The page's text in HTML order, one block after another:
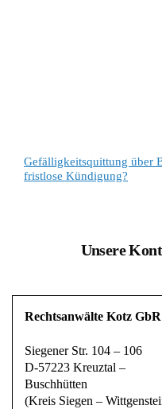
Gefälligkeitsquittung über
fristlose Kündigung?
Unsere
Rechtsanwälte Kotz GbR
Siegener Str. 104 – 106
D-57223 Kreuztal –
Buschhütten
(Kreis Siegen –